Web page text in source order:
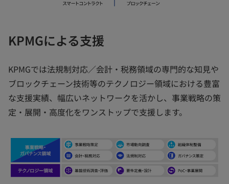
KPMGによる支援
KPMGでは法規制対応／会計・税務領域の専門的な知見や
ブロックチェーン技術等のテクノロジー領域における豊富
な支援実績、幅広いネットワークを活かし、事業戦略の策
定・展開・高度化をワンストップで支援します。